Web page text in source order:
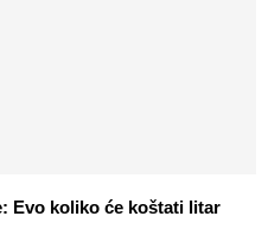
Evo koliko će koštati litar